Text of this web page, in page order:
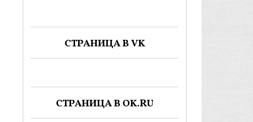
СТРАНИЦА В VK
СТРАНИЦА В OK.RU